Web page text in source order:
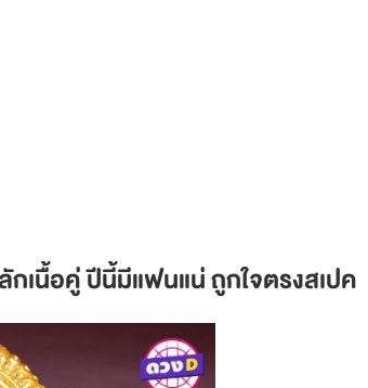
เนื้อคู่ ปีนี้มีแฟนแน่ ถูกใจตรงสเปค